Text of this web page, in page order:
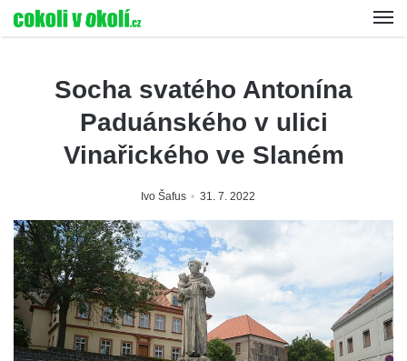
Socha svatého Antonína
Paduánského v ulici
Vinařického ve Slaném
Ivo Šafus 31. 7. 2022